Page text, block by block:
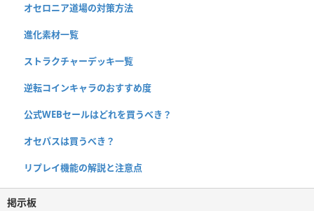
オセロニア道場の対策方法
進化素材一覧
ストラクチャーデッキ一覧
逆転コインキャラのおすすめ度
公式WEBセールはどれを買うべき？
オセパスは買うべき？
リプレイ機能の解説と注意点
掲示板